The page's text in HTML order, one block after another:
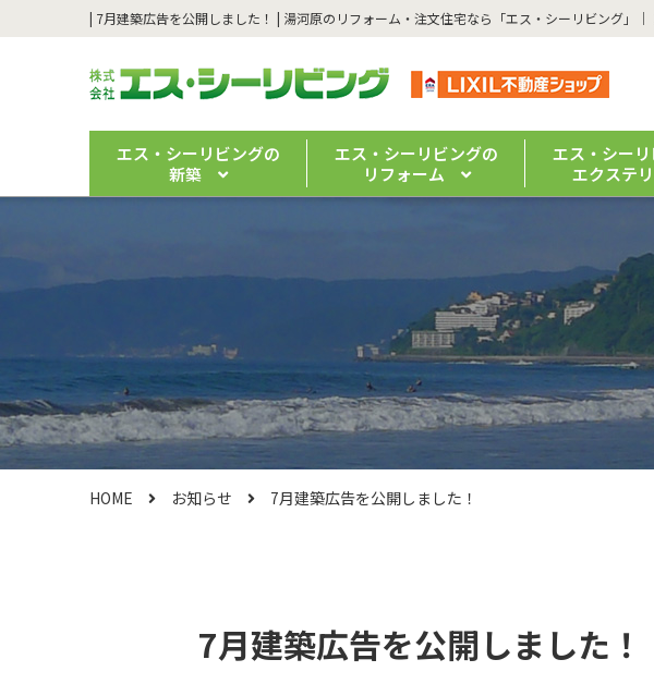
エス・シーリビングの
新築
エス・シーリビングの
リフォーム
エス・シー
エクステ
HOME お知らせ 7月建築広告を公開しました！
7月建築広告を公開しました！